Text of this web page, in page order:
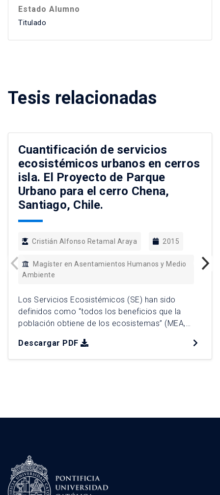
Estado Alumno
Titulado
Tesis relacionadas
Cuantificación de servicios
ecosistémicos urbanos en cerros
isla. El Proyecto de Parque
Urbano para el cerro Chena,
Santiago, Chile.
Cristián Alfonso Retamal Araya 2015
Magíster en Asentamientos Humanos y Medio
Ambiente
Los Servicios Ecosistémicos (SE) han sido
definidos como “todos los beneficios que la
población obtiene de los ecosistemas” (MEA,
mayor parte de la población humana, las áreas
verdes urbanas proveen SE esenciales
Descargar PDF